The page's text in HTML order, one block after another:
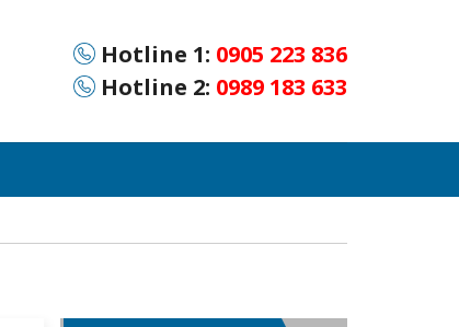
Hotline 1: 0905 223 836
Hotline 2: 0989 183 633